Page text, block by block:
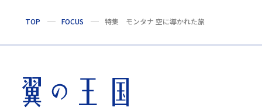
TOP FOCUS 特集 モンタナ 空に導かれた旅